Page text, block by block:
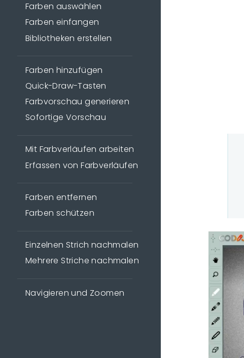
Farben auswählen
Farben einfangen
Bibliotheken erstellen
Farben hinzufügen
Quick-Draw-Tasten
Farbvorschau generieren
Sofortige Vorschau
Mit Farbverläufen arbeiten
Erfassen von Farbverläufen
Farben entfernen
Farben schützen
Einzelnen Strich nachmalen
Mehrere Striche nachmalen
Navigieren und Zoomen